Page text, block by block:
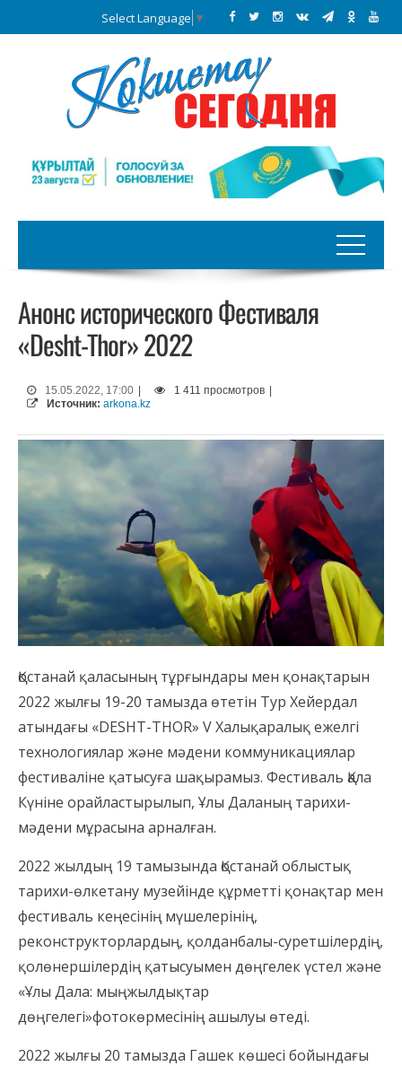
Select Language ▼
Анонс исторического Фестиваля
«Desht-Thor» 2022
15.05.2022, 17:00 1 411 просмотров
Источник: arkona.kz
Қостанай қаласының тұрғындары мен қонақтарын
2022 жылғы 19-20 тамызда өтетін Тур Хейердал
атындағы «DESHT-THOR» V Халықаралық ежелгі
технологиялар және мәдени коммуникациялар
фестиваліне қатысуға шақырамыз. Фестиваль Қала
Күніне орайластырылып, Ұлы Даланың тарихи-
мәдени мұрасына арналған.
2022 жылдың 19 тамызында Қостанай облыстық
тарихи-өлкетану музейінде құрметті қонақтар мен
фестиваль кеңесінің мүшелерінің,
реконструкторлардың, қолданбалы-суретшілердің,
қолөнершілердің қатысуымен дөңгелек үстел және
«Ұлы Дала: мыңжылдықтар
дөңгелегі»фотокөрмесінің ашылуы өтеді.
2022 жылғы 20 тамызда Гашек көшесі бойындағы